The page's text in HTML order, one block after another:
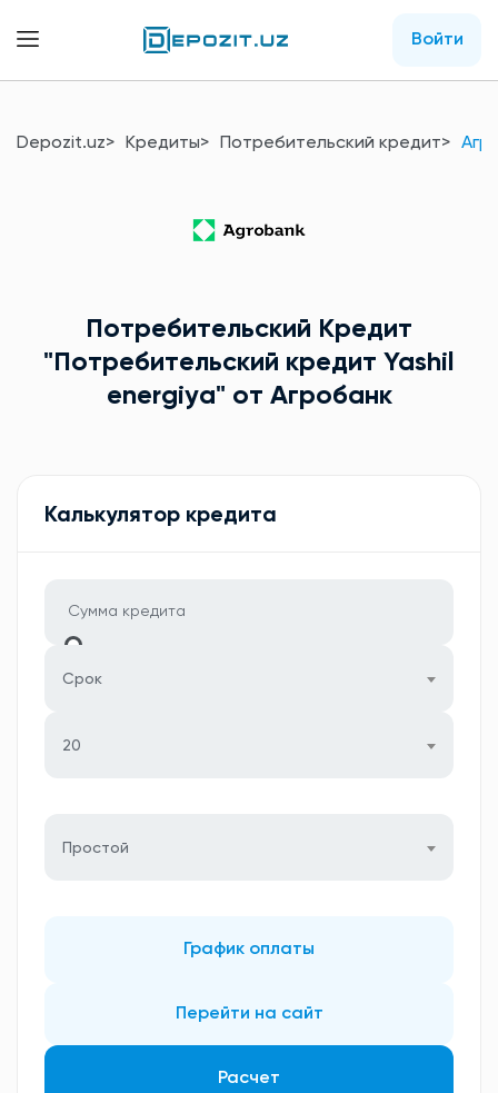
Войти
Depozit.uz Кредиты Потребительский кредит
Потребительский Кредит
"Потребительский кредит Yashil
energiya" от Агробанк
Калькулятор кредита
Срок
20
Простой
График оплаты
Перейти на сайт
Расчет